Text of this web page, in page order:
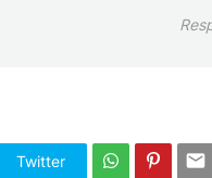
Twitter